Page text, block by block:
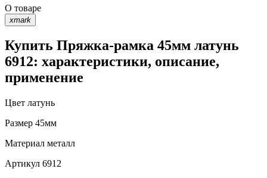
О товаре
xmark
Купить Пряжка-рамка 45мм латунь
6912: характеристики, описание,
применение
Цвет латунь
Размер 45мм
Материал металл
Артикул 6912